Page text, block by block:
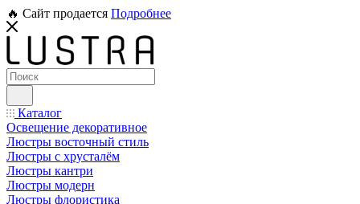
🔥 Сайт продается Подробнее
Каталог
Освещение декоративное
Люстры восточный стиль
Люстры с хрусталём
Люстры кантри
Люстры модерн
Люстры флористика